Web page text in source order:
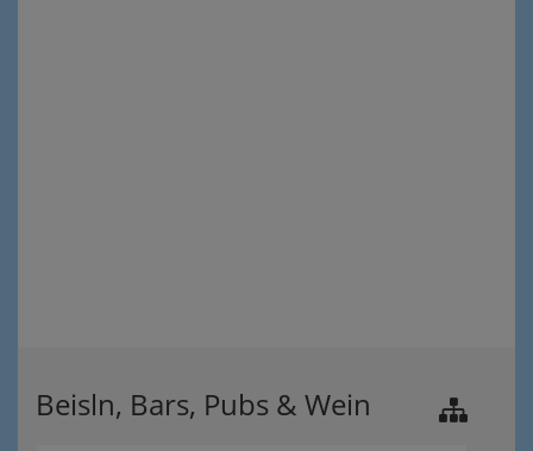
Beisln, Bars, Pubs & Wein